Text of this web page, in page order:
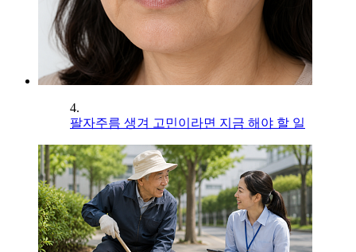
4.
팔자주름 생겨 고민이라면 지금 해야 할 일